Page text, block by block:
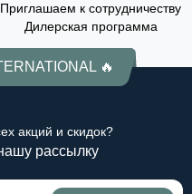
Приглашаем к сотрудничеству
Дилерская программа
🔥
акций и скидок?
рассылку